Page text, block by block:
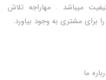
میباشد . مهاراجه تلاش
برای مشتری به وجود بیاورد.
ما